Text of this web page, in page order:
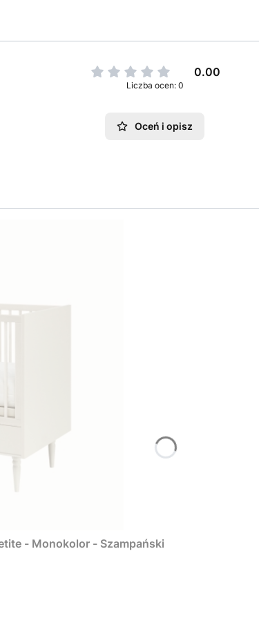
0.00
Liczba ocen: 0
Oceń i opisz
- Monokolor - Szampański